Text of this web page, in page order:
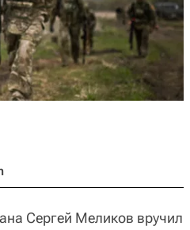
Сергей Меликов вручил